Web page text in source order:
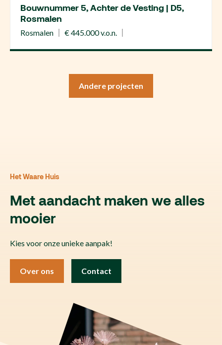
Bouwnummer 5, Achter de Vesting | D5,
Rosmalen
Rosmalen € 445.000 v.o.n.
Andere projecten
Het Waare Huis
Met aandacht maken we alles
mooier
Kies voor onze unieke aanpak!
Over ons Contact